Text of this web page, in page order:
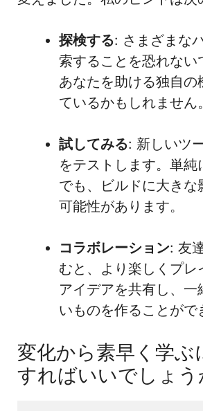
探検する: さまざまな
索することを恐れない
あなたを助ける独自の
ているかもしれません。
試してみる: 新しいツ
をテストします。単純
でも、ビルドに大きな
可能性があります。
コラボレーション: 友
むと、より楽しくプレ
アイデアを共有し、一
いものを作ることがで
変化から素早く学ぶ
すればいいでしょう